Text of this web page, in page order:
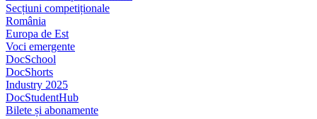
Secțiuni competiționale
România
Europa de Est
Voci emergente
DocSchool
DocShorts
Industry 2025
DocStudentHub
Bilete și abonamente